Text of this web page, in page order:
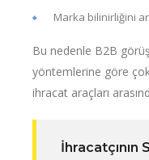
Marka bilinirliğini
Bu nedenle B2B
yöntemlerine göre
ihracat araçları
İhracatçının